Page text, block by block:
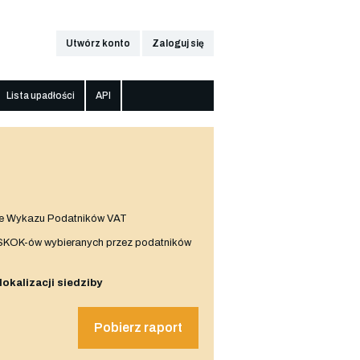
Utwórz konto Zaloguj się
Lista upadłości API
Wykazu Podatników VAT
ów wybieranych przez podatników
lokalizacji siedziby
Pobierz raport